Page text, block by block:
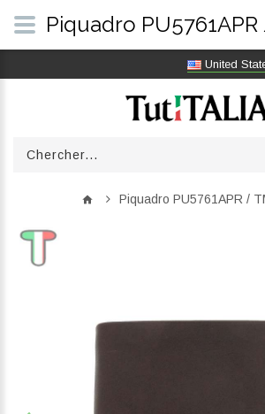
United
Piquadro PU5761APR /